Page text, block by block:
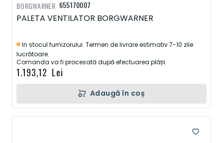
655170007
PALETA VENTILATOR BORGWARNER
In stocul furnizorului. Termen de livrare estimativ 7-10 zile
lucrătoare.
Comanda va fi procesată după efectuarea plății.
1.193,12 Lei
BORGWARNER
Adaugă în coș